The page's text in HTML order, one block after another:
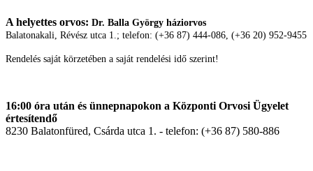
A helyettes orvos: Dr. Balla György háziorvos
Balatonakali, Révész utca 1.; telefon: (+36 87) 444-086, (+36 20) 952-9455
Rendelés saját körzetében a saját rendelési idő szerint!
16:00 óra után és ünnepnapokon a Központi Orvosi Ügyelet
értesítendő
8230 Balatonfüred, Csárda utca 1. - telefon: (+36 87) 580-886